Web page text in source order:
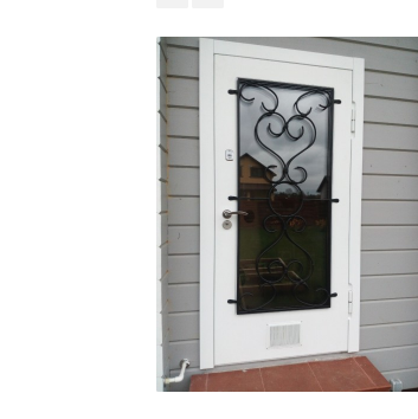
В пределах
Свыше 20 км
Подъем до